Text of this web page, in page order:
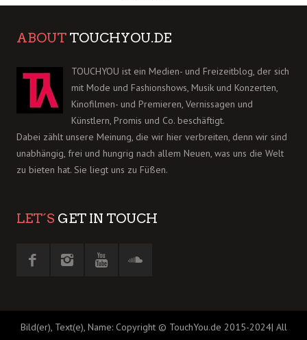
ABOUT TOUCHYOU.DE
TOUCHYOU ist ein Medien- und Freizeitblog, der sich
mit Mode und Fashionshows, Musik und Konzerten,
Kinofilmen- und Premieren, Vernissagen und
Künstlern, Promis und Co. beschäftigt.
Dabei zählt unsere Meinung, die wir hier verbreiten, denn wir sind
unabhängig, frei und hungrig nach allem Neuen, was uns die Welt
zu bieten hat. Sie liegt uns zu Füßen.
LET´S GET IN TOUCH
Bild(er), Text(e), Name: Copyright © TouchYou.de 2015-2024| All